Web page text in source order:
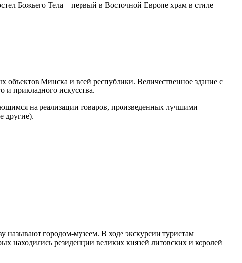
Божьего Тела – первый в Восточной Европе храм в стиле
Минска и всей республики. Величественное здание с
прикладного искусства.
на реализации товаров, произведенных лучшими
называют городом-музеем. В ходе экскурсии туристам
находились резиденции великих князей литовских и королей